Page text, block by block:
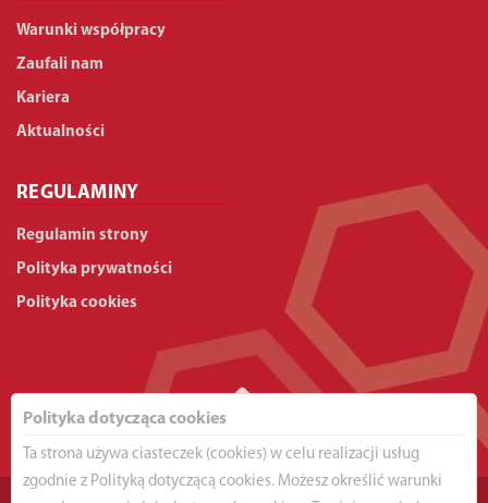
Warunki współpracy
Zaufali nam
Kariera
Aktualności
REGULAMINY
Regulamin strony
Polityka prywatności
Polityka cookies
Polityka dotycząca cookies
Ta strona używa ciasteczek (cookies) w celu realizacji usług
zgodnie z Polityką dotyczącą cookies. Możesz określić warunki